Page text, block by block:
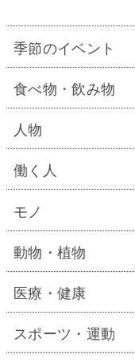
季節のイベント
食べ物・飲み物
人物
働く人
モノ
動物・植物
医療・健康
スポーツ・運動